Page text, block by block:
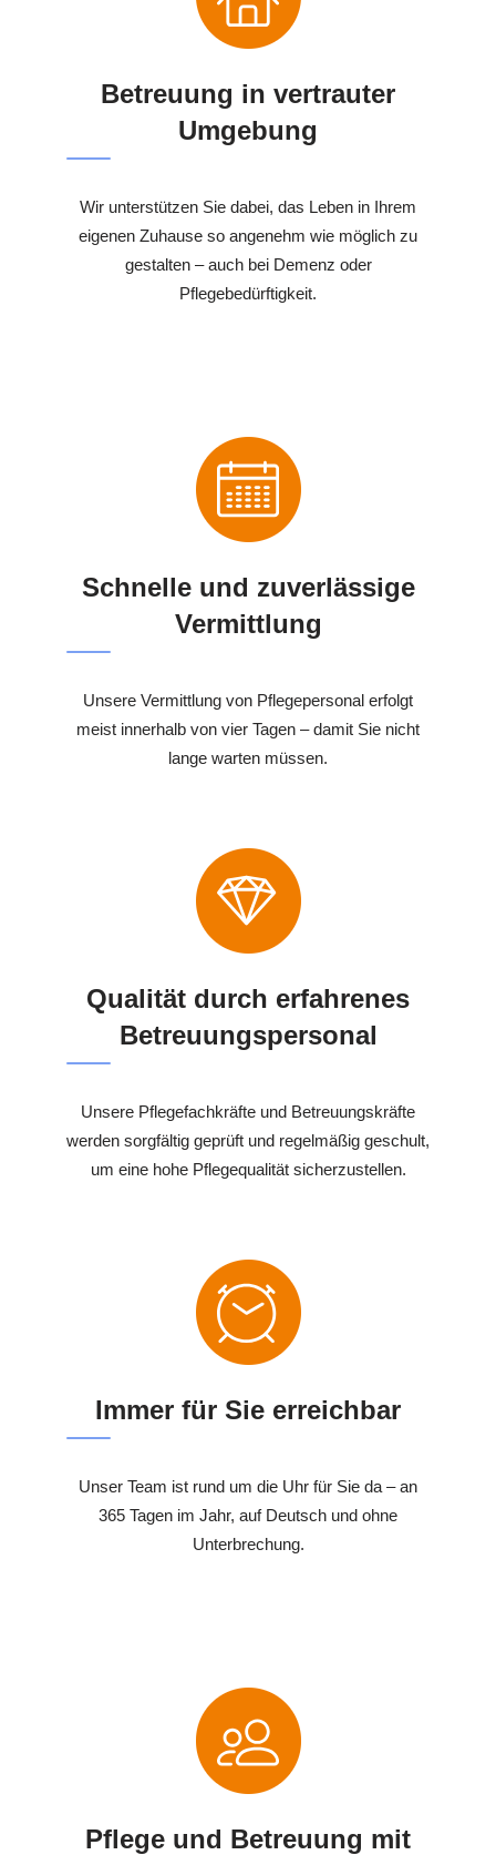
Betreuung in vertrauter
Umgebung
Wir unterstützen Sie dabei, das Leben in Ihrem
eigenen Zuhause so angenehm wie möglich zu
gestalten – auch bei Demenz oder
Pflegebedürftigkeit.
Schnelle und zuverlässige
Vermittlung
Unsere Vermittlung von Pflegepersonal erfolgt
meist innerhalb von vier Tagen – damit Sie nicht
lange warten müssen.
Qualität durch erfahrenes
Betreuungspersonal
Unsere Pflegefachkräfte und Betreuungskräfte
werden sorgfältig geprüft und regelmäßig geschult,
um eine hohe Pflegequalität sicherzustellen.
Immer für Sie erreichbar
Unser Team ist rund um die Uhr für Sie da – an
365 Tagen im Jahr, auf Deutsch und ohne
Unterbrechung.
Pflege und Betreuung mit